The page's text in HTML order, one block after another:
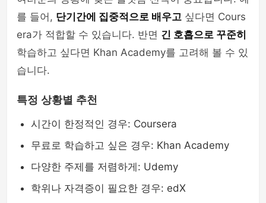
를 들어, 단기간에 집중적으로 배우고 싶다면 Cours
era가 적합할 수 있습니다. 반면 긴 호흡으로 꾸준히
학습하고 싶다면 Khan Academy를 고려해 볼 수 있
습니다.
특정 상황별 추천
시간이 한정적인 경우: Coursera
무료로 학습하고 싶은 경우: Khan Academy
다양한 주제를 저렴하게: Udemy
학위나 자격증이 필요한 경우: edX